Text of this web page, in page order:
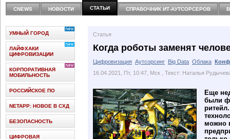
цифровизироваться со
скоростью крупных
CNEWS НОВОСТИ СТАТЬИ СПРАВОЧНИК ИТ-АУТСОРCЕРОВ
Статья
Когда роботы заменят
Цифровизация Аутсорсинг Big Data Облака
16.04.2021, Пт, 10:47, Мск , Текст: Наталья
Еще
были
можно
УМНЫЙ ГОРОД
ЛАЙФХАКИ
ЦИФРОВИЗАЦИИ
КОРПОРАТИВНАЯ
МОБИЛЬНОСТЬ
РОССИЙСКОЕ ПО
NETAPP: НОВОЕ В СХД
БЕЗОПАСНОСТЬ
ЦИФРОВАЯ